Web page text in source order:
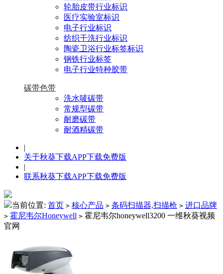
轮胎皮带行业标识
医疗实验室标识
电子行业标识
纺织干洗行业标识
陶瓷卫浴行业标签标识
钢铁行业标签
电子行业特种胶带
碳带色带
洗水唛碳带
常规型碳带
耐磨碳带
耐酒精碳带
|
关于秋葵下载APP下载免费版
|
联系秋葵下载APP下载免费版
当前位置: 首页 > 核心产品 > 条码扫描器,扫描枪 > 进口品牌
> 霍尼韦尔Honeywell > 霍尼韦尔honeywell3200 一维秋葵视频
官网